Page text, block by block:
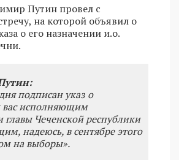
Путин провел с
на которой объявил о
о его назначении и.о.
подписан указ о
вас исполняющим
главы Чеченской республики
надеюсь, в сентябре этого
на выборы».